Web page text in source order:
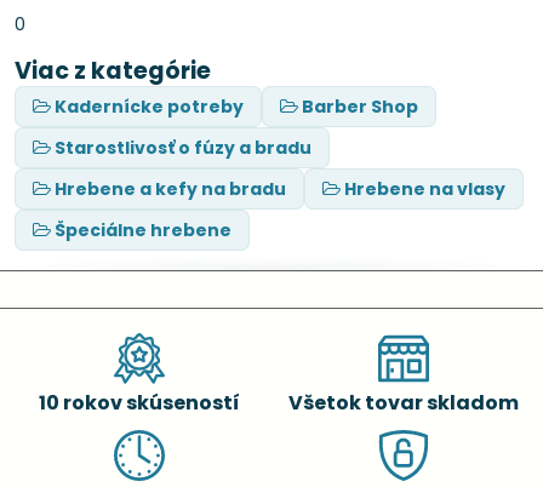
0
Viac z kategórie
Kadernícke potreby
Barber Shop
Starostlivosť o fúzy a bradu
Hrebene a kefy na bradu
Hrebene na vlasy
Špeciálne hrebene
10 rokov skúseností Všetok tovar skladom